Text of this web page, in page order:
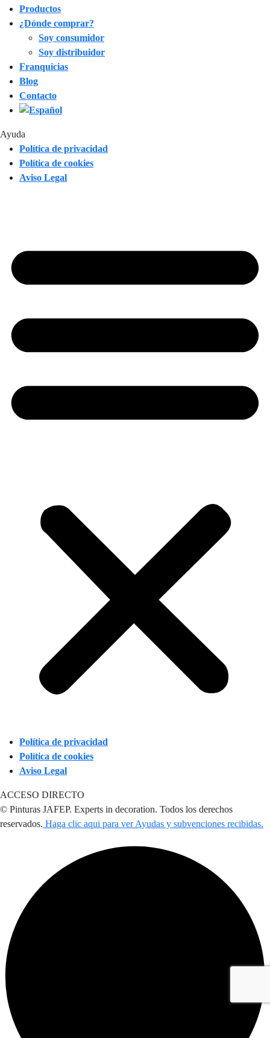
Productos
¿Dónde comprar?
Soy consumidor
Soy distribuidor
Franquicias
Blog
Contacto
Ayuda
Política de privacidad
Política de cookies
Aviso Legal
Política de privacidad
Política de cookies
Aviso Legal
ACCESO DIRECTO
© Pinturas JAFEP. Experts in decoration. Todos los derechos
reservados. Haga clic aqui para ver Ayudas y subvenciones recibidas.